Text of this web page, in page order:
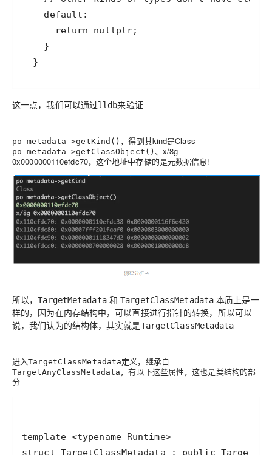
  }
这一点，我们可以通过lldb来验证
po metadata->getKind() ，得到其kind是Class
po metadata->getClassObject() 、x/8g
0x0000000110efdc70，这个地址中存储的是元数据信息!
所以，TargetMetadata和TargetClassMetadata 本质上是一
样的，因为在内存结构中，可以直接进行指针的转换，所以可以
说，我们认为的结构体，其实就是TargetClassMetadata
进入TargetClassMetadata定义，继承自
TargetAnyClassMetadata ，有以下这些属性，这也是类结构的部
分
template <typename Runtime>